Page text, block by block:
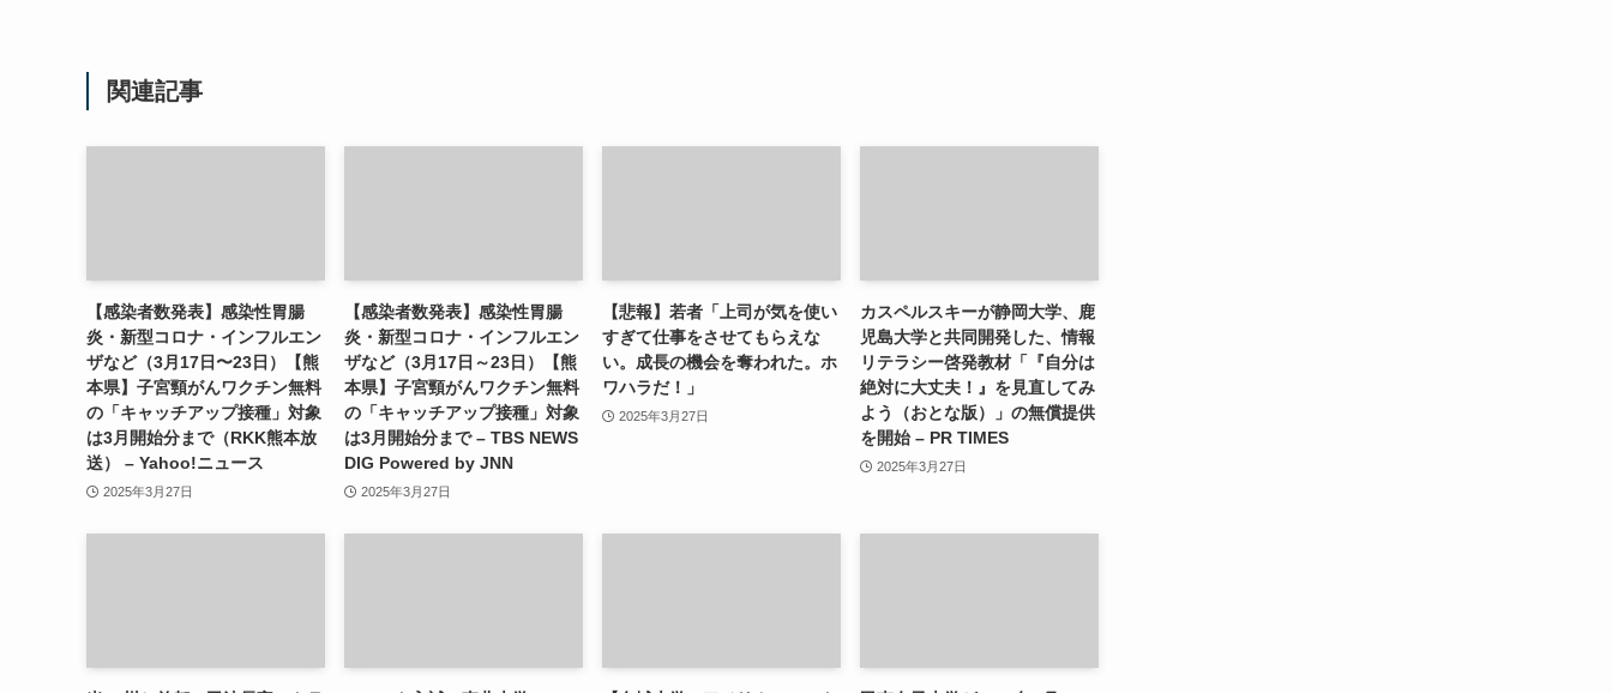
関連記事
【感染者数発表】感染性胃腸
炎・新型コロナ・インフルエン
ザなど（3月17日〜23日）【熊
本県】子宮頸がんワクチン無料
の「キャッチアップ接種」対象
は3月開始分まで（RKK熊本放
送） – Yahoo!ニュース
2025年3月27日
【感染者数発表】感染性胃腸
炎・新型コロナ・インフルエン
ザなど（3月17日～23日）【熊
本県】子宮頸がんワクチン無料
の「キャッチアップ接種」対象
は3月開始分まで – TBS NEWS
DIG Powered by JNN
2025年3月27日
【悲報】若者「上司が気を使い
すぎて仕事をさせてもらえな
い。成長の機会を奪われた。ホ
ワハラだ！」
2025年3月27日
カスペルスキーが静岡大学、鹿
児島大学と共同開発した、情報
リテラシー啓発教材「『自分は
絶対に大丈夫！』を見直してみ
よう（おとな版）」の無償提供
を開始 – PR TIMES
2025年3月27日